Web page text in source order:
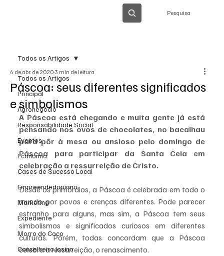
Pesquisa
Todos os Artigos
Principal
Agronegócio
Responsabilidade Social
Eventos
Economia
Cases de Sucesso Local
Empreendedorismo
Marketing
Expediente
Morro do Coco
Conselheiro Josino
Todos os Artigos
Páscoa: seus diferentes significados
e simbolismos
6 de abr. de 2020 3 min de leitura
A Páscoa está chegando e muita gente já está
pensando nos ovos de chocolates, no bacalhau
para pôr à mesa ou ansioso pelo domingo de
Páscoa para participar da Santa Ceia em
celebração a ressurreição de Cristo.
Desde os primórdios, a Páscoa é celebrada em todo o
mundo por povos e crenças diferentes. Pode parecer
estranho para alguns, mas sim, a Páscoa tem seus
simbolismos e significados curiosos em diferentes
culturas. Porém, todas concordam que a Páscoa
celebra a ressurreição, o renascimento.